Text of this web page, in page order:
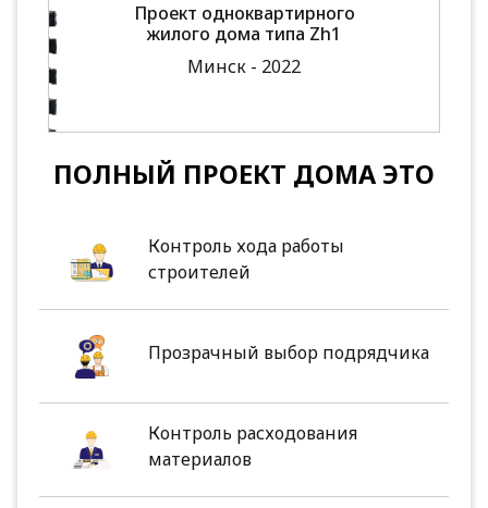
Проект одноквартирного
жилого дома типа Zh1
Минск - 2022
ПОЛНЫЙ ПРОЕКТ ДОМА ЭТО
Контроль хода работы
строителей
Прозрачный выбор подрядчика
Контроль расходования
материалов